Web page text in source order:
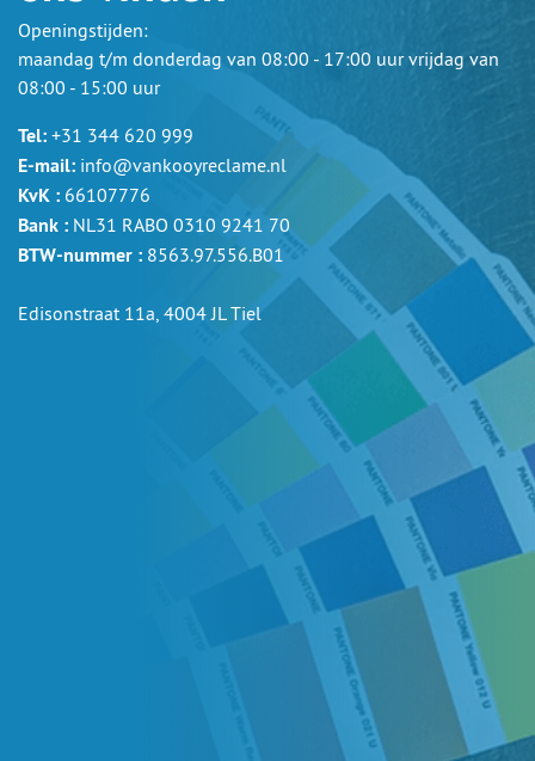
Openingstijden:
maandag t/m donderdag van 08:00 - 17:00 uur vrijdag van
08:00 - 15:00 uur
Tel: +31 344 620 999
E-mail: info@vankooyreclame.nl
KvK : 66107776
Bank : NL31 RABO 0310 9241 70
BTW-nummer : 8563.97.556.B01
Edisonstraat 11a, 4004 JL Tiel